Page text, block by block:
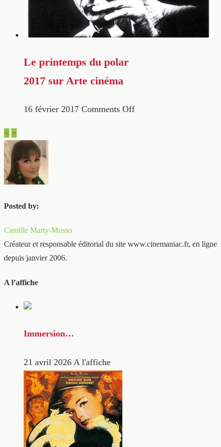
Le printemps du polar
2017 sur Arte cinéma
16 février 2017 Comments Off
< >
Posted by:
Camille Marty-Musso
Créateur et responsable éditorial du site www.cinemaniac.fr, en ligne
depuis janvier 2006.
A l’affiche
Immersion…
21 avril 2026 A l'affiche